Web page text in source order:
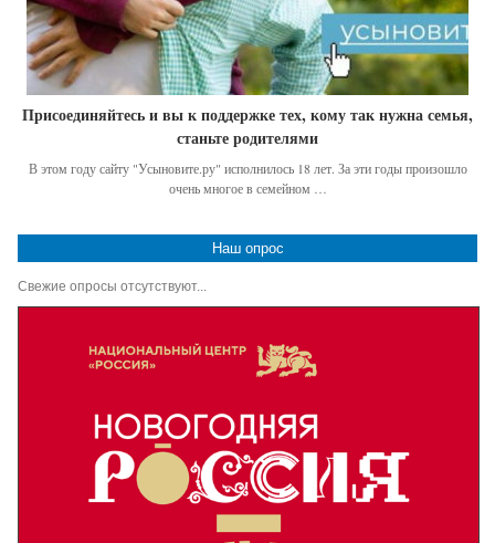
Присоединяйтесь и вы к поддержке тех, кому так нужна семья,
станьте родителями
В этом году сайту "Усыновите.ру" исполнилось 18 лет. За эти годы произошло
очень многое в семейном …
Наш опрос
Свежие опросы отсутствуют...